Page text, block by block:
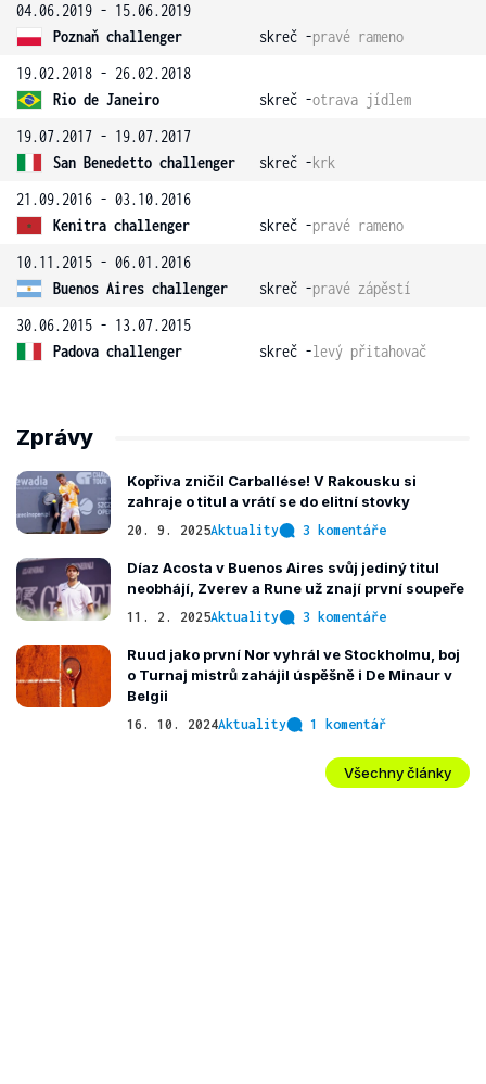
04.06.2019 - 15.06.2019
Poznaň challenger
skreč -pravé rameno
19.02.2018 - 26.02.2018
Rio de Janeiro
skreč -otrava jídlem
19.07.2017 - 19.07.2017
San Benedetto challenger
skreč -krk
21.09.2016 - 03.10.2016
Kenitra challenger
skreč -pravé rameno
10.11.2015 - 06.01.2016
Buenos Aires challenger
skreč -pravé zápěstí
30.06.2015 - 13.07.2015
Padova challenger
skreč -levý přitahovač
Zprávy
Kopřiva zničil Carballése! V Rakousku si
zahraje o titul a vrátí se do elitní stovky
20. 9. 2025Aktuality 3 komentáře
Díaz Acosta v Buenos Aires svůj jediný titul
neobhájí, Zverev a Rune už znají první soupeře
11. 2. 2025Aktuality 3 komentáře
Ruud jako první Nor vyhrál ve Stockholmu, boj
o Turnaj mistrů zahájil úspěšně i De Minaur v
Belgii
16. 10. 2024Aktuality 1 komentář
Všechny články